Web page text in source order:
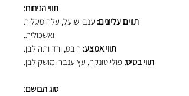
תווי הניחוח:
תווים עליונים: ענבי שועל, עלה סיגלית
ואשכולית.
תווי אמצע: ריבס, ורד ותה לבן.
תווי בסיס: פולי טונקה, עץ ענבר ומושק לבן.
סוג הבושם: